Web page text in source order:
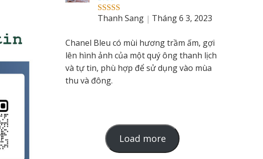
Rated5 out
Thanh Sang
Tháng 6 3, 2023
Chanel Bleu có mùi hương trầm ấm, gợi
lên hình ảnh của một quý ông thanh lịch
và tự tin, phù hợp để sử dụng vào mùa
thu và đông.
Load moreL
o